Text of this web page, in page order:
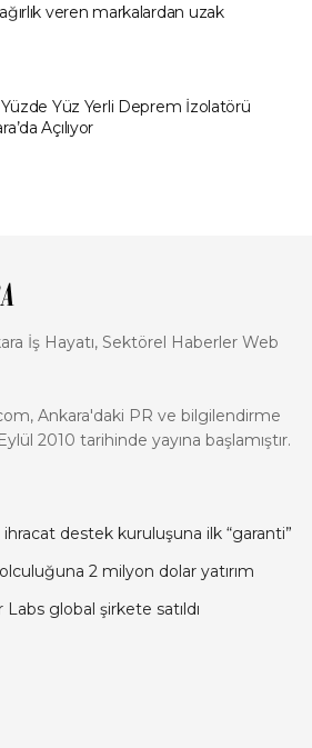
veren markalardan uzak
Yüzde Yüz Yerli Deprem İzolatörü
Açılıyor
İş Hayatı, Sektörel Haberler Web
Ankara'daki PR ve bilgilendirme
2010 tarihinde yayına başlamıştır.
ihracat destek kuruluşuna ilk “garanti”
2 milyon dolar yatırım
global şirkete satıldı